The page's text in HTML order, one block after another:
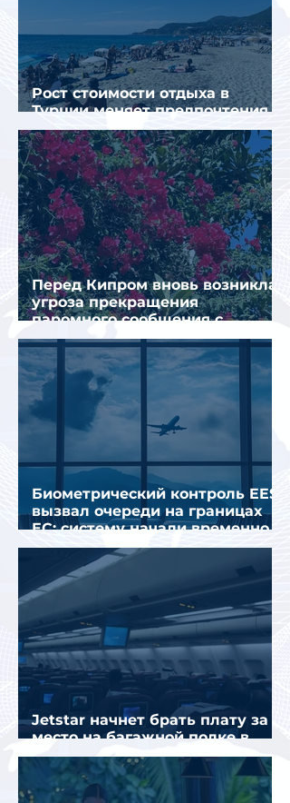
Рост стоимости отдыха в
Турции меняет предпочтения
туристов
Перед Кипром вновь возникла
угроза прекращения
паромного сообщения с
Грецией
Биометрический контроль EES
вызвал очереди на границах
ЕС: систему начали временно
отключать
Jetstar начнет брать плату за
место на багажной полке в
салоне самолета